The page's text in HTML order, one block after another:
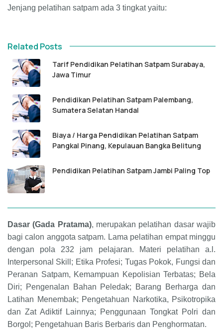
Jenjang pelatihan satpam ada 3 tingkat yaitu:
Related Posts
Tarif Pendidikan Pelatihan Satpam Surabaya,
Jawa Timur
Pendidikan Pelatihan Satpam Palembang,
Sumatera Selatan Handal
Biaya / Harga Pendidikan Pelatihan Satpam
Pangkal Pinang, Kepulauan Bangka Belitung
Pendidikan Pelatihan Satpam Jambi Paling Top
Dasar (Gada Pratama), merupakan pelatihan dasar wajib
bagi calon anggota satpam. Lama pelatihan empat minggu
dengan pola 232 jam pelajaran. Materi pelatihan a.l.
Interpersonal Skill; Etika Profesi; Tugas Pokok, Fungsi dan
Peranan Satpam, Kemampuan Kepolisian Terbatas; Bela
Diri; Pengenalan Bahan Peledak; Barang Berharga dan
Latihan Menembak; Pengetahuan Narkotika, Psikotropika
dan Zat Adiktif Lainnya; Penggunaan Tongkat Polri dan
Borgol; Pengetahuan Baris Berbaris dan Penghormatan.